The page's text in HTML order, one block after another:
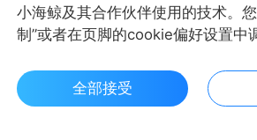
商品面额
59800乐币 99800乐币
$
小海鲸及其合作伙伴使用的技术。
制”或者在页脚的cookie偏好设置中
全部接受